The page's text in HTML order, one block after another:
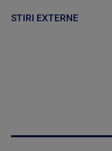
STIRI EXTERNE